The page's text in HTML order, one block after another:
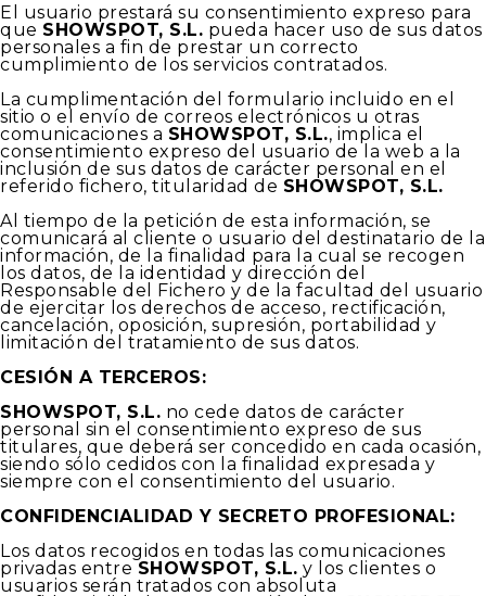
El usuario prestará su consentimiento expreso para
que SHOWSPOT, S.L. pueda hacer uso de sus datos
personales a fin de prestar un correcto
cumplimiento de los servicios contratados.
La cumplimentación del formulario incluido en el
sitio o el envío de correos electrónicos u otras
comunicaciones a SHOWSPOT, S.L., implica el
consentimiento expreso del usuario de la web a la
inclusión de sus datos de carácter personal en el
referido fichero, titularidad de SHOWSPOT, S.L.
Al tiempo de la petición de esta información, se
comunicará al cliente o usuario del destinatario de la
información, de la finalidad para la cual se recogen
los datos, de la identidad y dirección del
Responsable del Fichero y de la facultad del usuario
de ejercitar los derechos de acceso, rectificación,
cancelación, oposición, supresión, portabilidad y
limitación del tratamiento de sus datos.
CESIÓN A TERCEROS:
SHOWSPOT, S.L. no cede datos de carácter
personal sin el consentimiento expreso de sus
titulares, que deberá ser concedido en cada ocasión,
siendo sólo cedidos con la finalidad expresada y
siempre con el consentimiento del usuario.
CONFIDENCIALIDAD Y SECRETO PROFESIONAL:
Los datos recogidos en todas las comunicaciones
privadas entre SHOWSPOT, S.L. y los clientes o
usuarios serán tratados con absoluta